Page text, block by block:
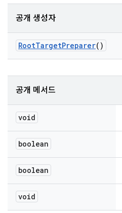
공개 생성자
RootTargetPreparer()
공개 메서드
void
boolean
boolean
void